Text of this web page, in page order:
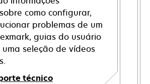
como configurar,
problemas de um
guias do usuário
seleção de vídeos
técnico